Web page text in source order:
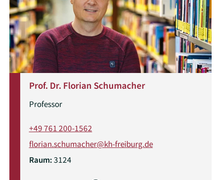
Prof. Dr. Florian Schumacher
Professor
+49 761 200-1562
florian.schumacher@kh-freiburg.de
Raum:3124